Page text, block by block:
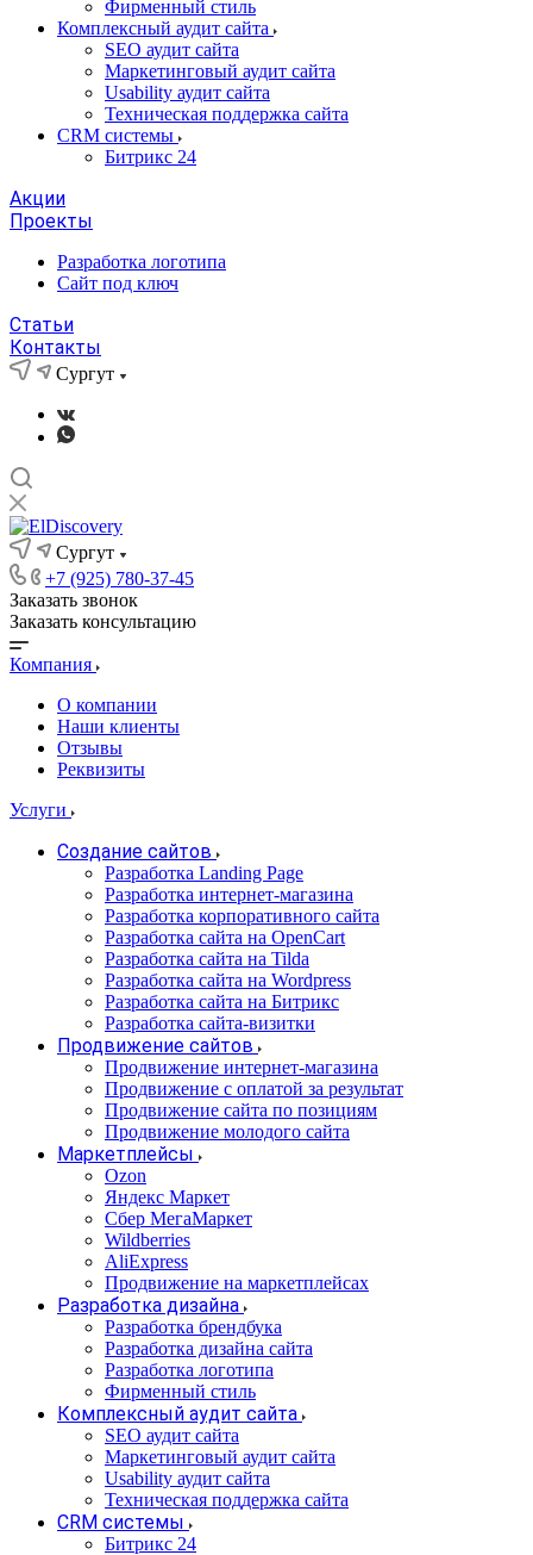
Фирменный стиль
Комплексный аудит сайта
SEO аудит сайта
Маркетинговый аудит сайта
Usability аудит сайта
Техническая поддержка сайта
CRM системы
Битрикс 24
Акции
Проекты
Разработка логотипа
Сайт под ключ
Статьи
Контакты
Сургут
Сургут
+7 (925) 780-37-45
Заказать звонок
Заказать консультацию
Компания
О компании
Наши клиенты
Отзывы
Реквизиты
Услуги
Создание сайтов
Разработка Landing Page
Разработка интернет-магазина
Разработка корпоративного сайта
Разработка сайта на OpenCart
Разработка сайта на Tilda
Разработка сайта на Wordpress
Разработка сайта на Битрикс
Разработка сайта-визитки
Продвижение сайтов
Продвижение интернет-магазина
Продвижение с оплатой за результат
Продвижение сайта по позициям
Продвижение молодого сайта
Маркетплейсы
Ozon
Яндекс Маркет
Сбер МегаМаркет
Wildberries
AliExpress
Продвижение на маркетплейсах
Разработка дизайна
Разработка брендбука
Разработка дизайна сайта
Разработка логотипа
Фирменный стиль
Комплексный аудит сайта
SEO аудит сайта
Маркетинговый аудит сайта
Usability аудит сайта
Техническая поддержка сайта
CRM системы
Битрикс 24